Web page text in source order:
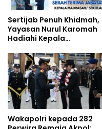
Sertijab Penuh Khidmah,
Yayasan Nurul Karomah
Hadiahi Kepala
Umrah
Wakapolri kepada 282